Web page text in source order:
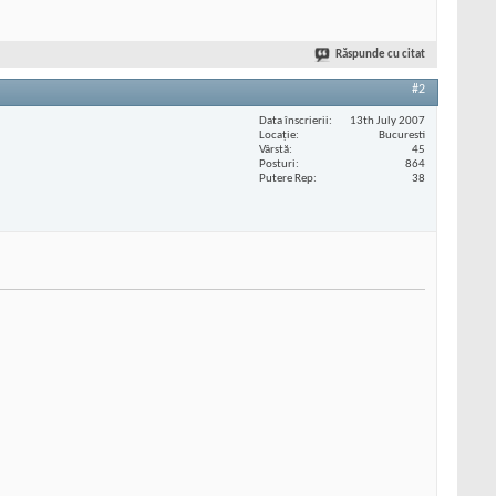
Răspunde cu citat
#2
Data înscrierii
13th July 2007
Locaţie
Bucuresti
Vârstă
45
Posturi
864
Putere Rep
38